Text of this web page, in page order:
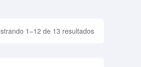
1–12 de 13 resultados